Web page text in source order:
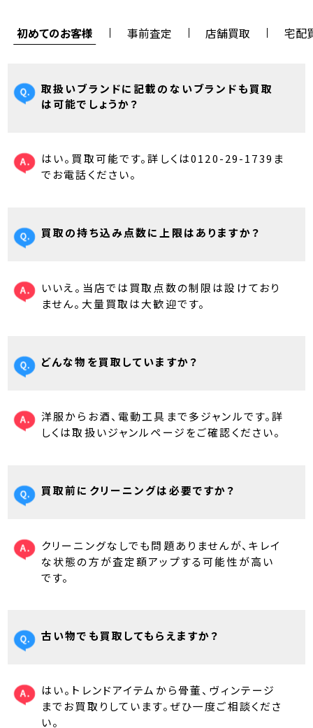
初めてのお客様 事前査定 店舗買取 宅配
取扱いブランドに記載のないブランドも買取
は可能でしょうか？
はい。買取可能です。詳しくは0120-29-1739ま
でお電話ください。
買取の持ち込み点数に上限はありますか？
いいえ。当店では買取点数の制限は設けており
ません。大量買取は大歓迎です。
どんな物を買取していますか？
洋服からお酒、電動工具まで多ジャンルです。詳
しくは取扱いジャンルページをご確認ください。
買取前にクリーニングは必要ですか？
クリーニングなしでも問題ありませんが、キレイ
な状態の方が査定額アップする可能性が高い
です。
古い物でも買取してもらえますか？
はい。トレンドアイテムから骨董、ヴィンテージ
までお買取りしています。ぜひ一度ご相談くださ
い。